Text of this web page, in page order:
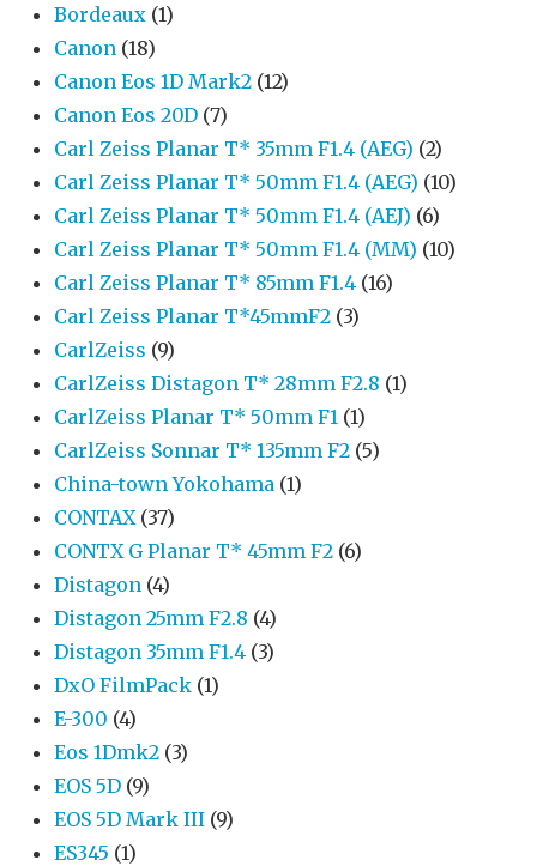
Bordeaux (1)
Canon (18)
Canon Eos 1D Mark2 (12)
Canon Eos 20D (7)
Carl Zeiss Planar T* 35mm F1.4 (AEG) (2)
Carl Zeiss Planar T* 50mm F1.4 (AEG) (10)
Carl Zeiss Planar T* 50mm F1.4 (AEJ) (6)
Carl Zeiss Planar T* 50mm F1.4 (MM) (10)
Carl Zeiss Planar T* 85mm F1.4 (16)
Carl Zeiss Planar T*45mmF2 (3)
CarlZeiss (9)
CarlZeiss Distagon T* 28mm F2.8 (1)
CarlZeiss Planar T* 50mm F1 (1)
CarlZeiss Sonnar T* 135mm F2 (5)
China-town Yokohama (1)
CONTAX (37)
CONTX G Planar T* 45mm F2 (6)
Distagon (4)
Distagon 25mm F2.8 (4)
Distagon 35mm F1.4 (3)
DxO FilmPack (1)
E-300 (4)
Eos 1Dmk2 (3)
EOS 5D (9)
EOS 5D Mark III (9)
ES345 (1)